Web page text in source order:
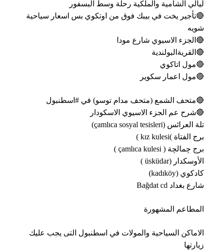
ليالي الشامية والملكية رحلة وسط البسفور
🔴تأجير يخت في بيبك فوق من اوتكوي بس اسعار سياحية
شويه
🔴الجزء الاسيوي شارع مودا
🔴القريةالبولندية
🔴مول اتاكوي
🔴مول اعمار سكوير
🔴متحف الشمع (متحف مدام توسو) في #اسطنبول
🔴شرح عم الجزء الاسيوي الاسكودار
تلة العرائس (çamlıca sosyal tesisleri)
برج الفتاة )kız kulesi )
برج چمالچة ( çamlıca kulesi )
الأوسكدار (üsküdar )
كادكوي (kadıköy)
شارع بغداد Bağdat cd
المطاعم المشهورة
الاماكن السياحية والمولات في اسطنبول التى يجب عليك
زيارتها